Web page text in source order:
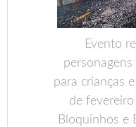
Evento
para crianças
de
Bloquinhos e